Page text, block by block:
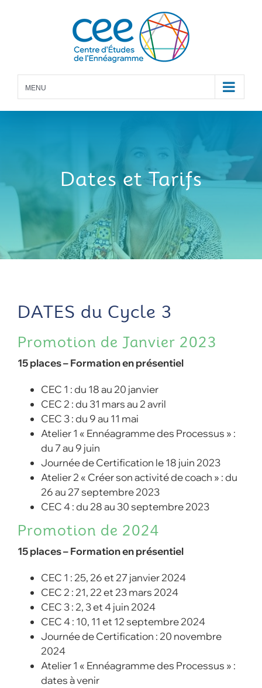
MENU
Dates et Tarifs
DATES du Cycle 3
Promotion de Janvier 2023
15 places – Formation en présentiel
CEC 1 : du 18 au 20 janvier
CEC 2 : du 31 mars au 2 avril
CEC 3 : du 9 au 11 mai
Atelier 1 « Ennéagramme des Processus » :
du 7 au 9 juin
Journée de Certification le 18 juin 2023
Atelier 2 « Créer son activité de coach » : du
26 au 27 septembre 2023
CEC 4 : du 28 au 30 septembre 2023
Promotion de 2024
15 places – Formation en présentiel
CEC 1 : 25, 26 et 27 janvier 2024
CEC 2 : 21, 22 et 23 mars 2024
CEC 3 : 2, 3 et 4 juin 2024
CEC 4 : 10, 11 et 12 septembre 2024
Journée de Certification : 20 novembre
2024
Atelier 1 « Ennéagramme des Processus » :
dates à venir